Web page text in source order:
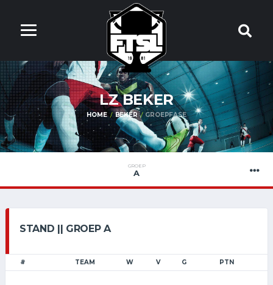
LZ BEKER
HOME BEKER GROEPFASE
GROEP
A
STAND || GROEP A
# TEAM W V G PTN